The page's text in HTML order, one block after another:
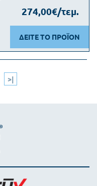
274,00€/τεμ.
ΔΕΙΤΕ ΤΟ ΠΡΟΪΟΝ
>|